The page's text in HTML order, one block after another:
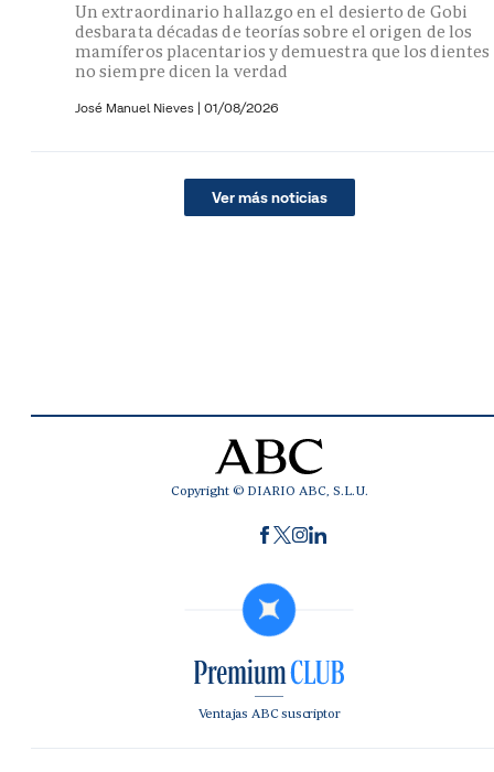
Un extraordinario hallazgo en el desierto de Gobi
desbarata décadas de teorías sobre el origen de los
mamíferos placentarios y demuestra que los dientes
no siempre dicen la verdad
José Manuel Nieves | 01/08/2026
Ver más noticias
Copyright © DIARIO ABC, S.L.U.
Ventajas ABC suscriptor